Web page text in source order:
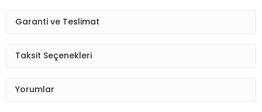
Garanti ve Teslimat
Taksit Seçenekleri
Yorumlar